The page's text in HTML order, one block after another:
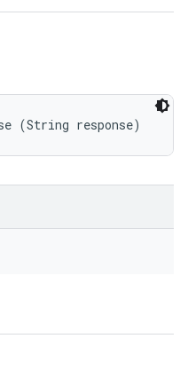
(String response)